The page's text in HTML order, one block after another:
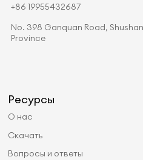
+86 19955432687
No. 398 Ganquan Road,
Province
Ресурсы
О нас
Скачать
Вопросы и ответы